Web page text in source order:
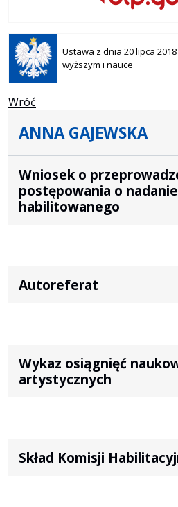
Ustawa z dnia 20 lipca
wyższym i nauce
Otwiera
się w
nowej
karcie
Wróć
ANNA GAJEWSKA
Wniosek o
postępowania o
habilitowanego
Autoreferat
Wykaz osiągnięć
artystycznych
Skład Komisji